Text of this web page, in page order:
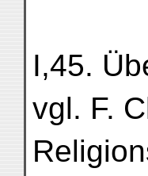
I,45.
vgl. F.